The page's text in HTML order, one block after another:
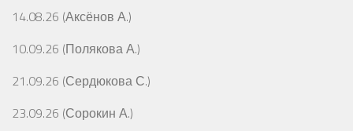
14.08.26 (Аксёнов А.)
10.09.26 (Полякова А.)
21.09.26 (Сердюкова С.)
23.09.26 (Сорокин А.)